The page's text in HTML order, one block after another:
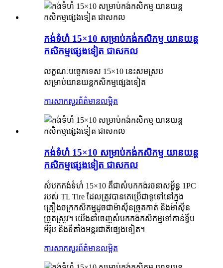
កង់ទំហំ 15×10 សម្រាប់កង់កសិកម្ម យានយន្ត
កសិកម្មផ្សេងទៀត ជាសកល
លក្ខណៈបច្ចេកទេស 15×10 នេះសមស្រប
សម្រាប់យានយន្តកសិកម្មផ្សេងទៀត
ការសាកសួរព័ត៌មានលម្អិត
កង់ទំហំ 15×10 សម្រាប់កង់កសិកម្ម យានយន្ត
កសិកម្មផ្សេងទៀត ជាសកល
សំបកកង់ទំហំ 15×10 គឺជាសំបកកង់រចនាសម្ព័ន្ធ 1PC
របស់ TL Tire ដែលត្រូវបានគេប្រើជាទូទៅនៅក្នុង
គ្រឿងចក្រកសិកម្មដូចជាម៉ាស៊ីនច្រូតកាត់ និងម៉ាស៊ីន
ច្រូតស្រូវ។ យើងនាំចេញសំបកកង់កសិកម្មទៅកាន់ទ្វីប
អឺរ៉ុប និងទីតាំងអន្តរជាតិផ្សេងទៀត។
ការសាកសួរព័ត៌មានលម្អិត